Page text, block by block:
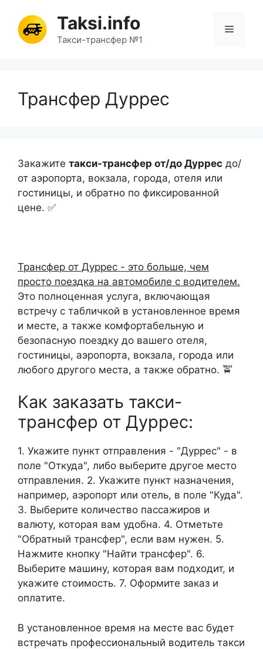
содержимому
Taksi.info
Такси-трансфер №1
Меню
Трансфер Дуррес
Закажите такси-трансфер от/до Дуррес до/
от аэропорта, вокзала, города, отеля или
гостиницы, и обратно по фиксированной
цене. ✅
Трансфер от Дуррес - это больше, чем
просто поездка на автомобиле с водителем.
Это полноценная услуга, включающая
встречу с табличкой в установленное время
и месте, а также комфортабельную и
безопасную поездку до вашего отеля,
гостиницы, аэропорта, вокзала, города или
любого другого места, а также обратно. 🚖
Как заказать такси-
трансфер от Дуррес:
1. Укажите пункт отправления - "Дуррес" - в
поле "Откуда", либо выберите другое место
отправления. 2. Укажите пункт назначения,
например, аэропорт или отель, в поле "Куда".
3. Выберите количество пассажиров и
валюту, которая вам удобна. 4. Отметьте
"Обратный трансфер", если вам нужен. 5.
Нажмите кнопку "Найти трансфер". 6.
Выберите машину, которая вам подходит, и
укажите стоимость. 7. Оформите заказ и
оплатите.
В установленное время на месте вас будет
встречать профессиональный водитель такси